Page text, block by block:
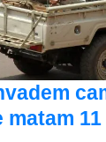
matam